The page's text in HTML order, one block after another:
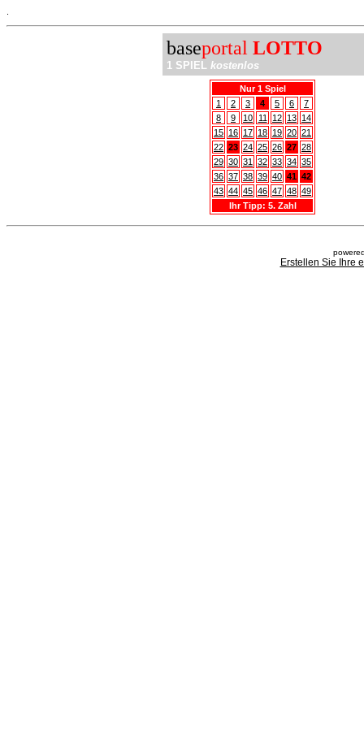
baseportal LOTTO
1 SPIEL kostenlos
Nur 1 Spiel
1
2 3 4 5 6
7
8
9 10 11 12 13 14
15 16 17 18 19 20 21
22 23 24 25 26 27 28
29 30 31 32 33 34 35
36 37 38 39 40 41 42
43 44 45 46 47 48 49
Ihr Tipp: 5. Zahl
Erstellen Sie Ihre